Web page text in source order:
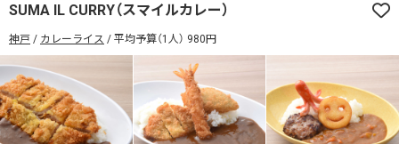
カレー専門店 辛さが選べるお店
カード決済可 電子マネー決済可
#本日のカレー見た！で特典あり
カウンター席あり テーブル席あり
テラス席ペット可 子連れ・赤ちゃんOK
カレー専門店 辛さが選べるお店
キッズメニューあり ポイント貯まる・使える
カード決済可 電子マネー決済可
SUMA IL CURRY（スマイルカレー）
神戸 カレーライス 平均予算（1人） 980円